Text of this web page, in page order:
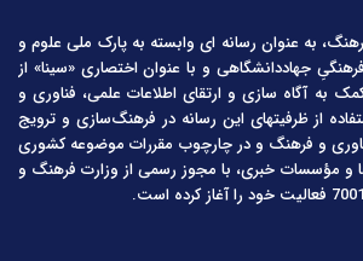
به عنوان رسانه ای وابسته به پارک ملی علوم و
جهاددانشگاهی و با عنوان اختصاری «سینا» از
به منظور کمک به آگاه سازی و ارتقای اطلاعات علمی، فناوری و
از ظرفیتهای این رسانه در فرهنگ‌سازی و ترویج
و فرهنگ و در چارچوب مقررات موضوعه کشوری
و مؤسسات خبری، با مجوز رسمی از وزارت فرهنگ و